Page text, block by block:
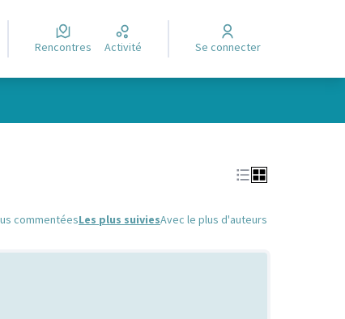
Rencontres Activité Se connecter
commentéesLes plus suiviesAvec le plus d'auteurs